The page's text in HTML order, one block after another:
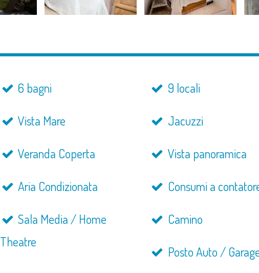
6 bagni 9 locali
Vista Mare Jacuzzi
Veranda Coperta Vista panoramica
Aria Condizionata Consumi a
Sala Media / Home
Theatre
Camino
Posto Auto /